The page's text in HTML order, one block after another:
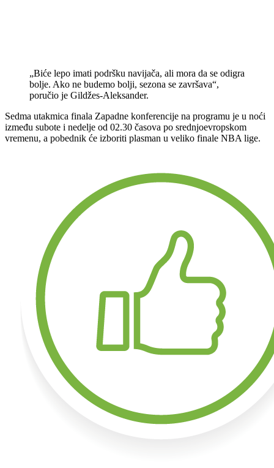
„Biće lepo imati podršku navijača, ali mora da se odigra
bolje. Ako ne budemo bolji, sezona se završava“,
poručio je Gildžes-Aleksander.
Sedma utakmica finala Zapadne konferencije na programu je u noći
između subote i nedelje od 02.30 časova po srednjoevropskom
vremenu, a pobednik će izboriti plasman u veliko finale NBA lige.